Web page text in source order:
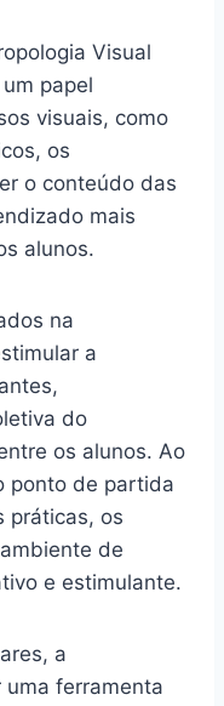
Visual
papel
visuais, como
os
o conteúdo das
mais
alunos.
na
a
do
os alunos. Ao
ponto de partida
práticas, os
de
e estimulante.
a
ferramenta